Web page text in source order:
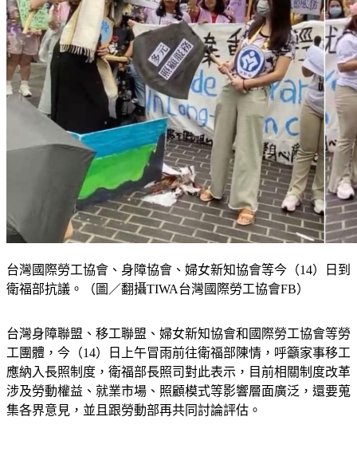
台灣國際勞工協會、身障協會、婦女新知協會等今（14）日到
衛福部抗議。（圖／翻攝TIWA台灣國際勞工協會FB）
台灣身障聯盟、移工聯盟、婦女新知協會和國際勞工協會等勞
工團體，今（14）日上午冒雨前往衛福部陳情，呼籲家事移工
應納入長照制度，衛福部長照司對此表示，目前相關制度改革
涉及勞動權益、就業市場、照顧模式等影響層面廣泛，還要蒐
集各界意見，並且跟勞動部再共同討論評估。